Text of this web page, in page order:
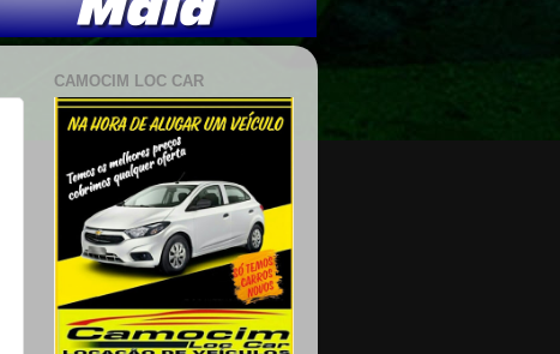
CAMOCIM LOC CAR